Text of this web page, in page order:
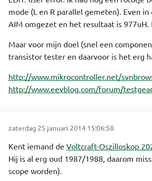
mode (L en R parallel gemeten). Even
AIM omgezet en het resultaat is 977uH.
Maar voor mijn doel (snel een
transistor tester en daarvoor is het erg
http://www.mikrocontroller.net/
http://www.eevblog.com/forum/
zaterdag 25 januari 2014 15:06:58
Kent iemand de Voltcraft-Oszilloskop
Hij is al erg oud 1987/1988, daarom
scope worden).